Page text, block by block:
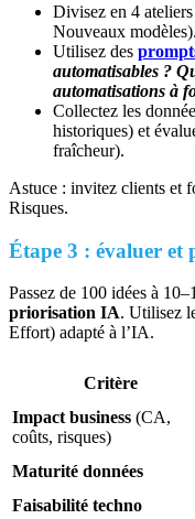
Divisez en 4
Nouveaux modèles).
Utilisez des
automatisables ?
automatisations à
Collectez les
historiques) et
fraîcheur).
Astuce : invitez clients et
Risques.
Étape 3 : évaluer et
Passez de 100 idées à
priorisation IA. Utilisez
Effort) adapté à l’IA.
Critère
Impact business (CA,
coûts, risques)
Maturité données
Faisabilité techno